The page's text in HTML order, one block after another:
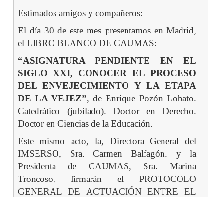
Estimados amigos y compañeros:
El día 30 de este mes presentamos en Madrid,
el LIBRO BLANCO DE CAUMAS:
“ASIGNATURA PENDIENTE EN EL
SIGLO XXI, CONOCER EL PROCESO
DEL ENVEJECIMIENTO Y LA ETAPA
DE LA VEJEZ”, de Enrique Pozón Lobato.
Catedrático (jubilado). Doctor en Derecho.
Doctor en Ciencias de la Educación.
Este mismo acto, la, Directora General del
IMSERSO, Sra. Carmen Balfagón. y la
Presidenta de CAUMAS, Sra. Marina
Troncoso, firmarán el PROTOCOLO
GENERAL DE ACTUACIÓN ENTRE EL